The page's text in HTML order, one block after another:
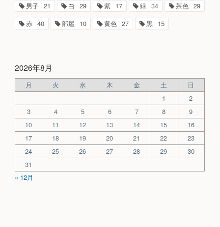
男子 21 白 29 紫 17 緑 34 茶色 29
赤 40 部屋 10 黄色 27 黒 15
2026年8月
月 火 水 木 金 土
日
1
2
3
4 5 6 7 8
9
10
11 12 13 14 15
16
17
18 19 20 21 22
23
24
25 26 27 28 29
30
31
« 12月